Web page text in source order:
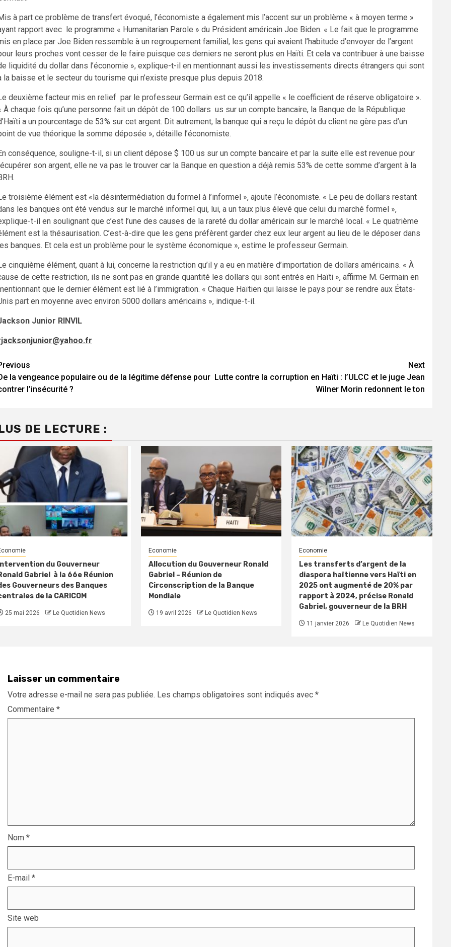
à part ce problème de transfert évoqué, l’économiste a également mis l’accent sur un problème « à moyen terme »
rapport avec le programme « Humanitarian Parole » du Président américain Joe Biden. « Le fait que le programme
en place par Joe Biden ressemble à un regroupement familial, les gens qui avaient l’habitude d’envoyer de l’argent
leurs proches vont cesser de le faire puisque ces derniers ne seront plus en Haïti. Et cela va contribuer à une baisse
liquidité du dollar dans l’économie », explique-t-il en mentionnant aussi les investissements directs étrangers qui sont
la baisse et le secteur du tourisme qui n’existe presque plus depuis 2018.
deuxième facteur mis en relief par le professeur Germain est ce qu’il appelle « le coefficient de réserve obligatoire ».
À chaque fois qu’une personne fait un dépôt de 100 dollars us sur un compte bancaire, la Banque de la République
a un pourcentage de 53% sur cet argent. Dit autrement, la banque qui a reçu le dépôt du client ne gère pas d’un
de vue théorique la somme déposée », détaille l’économiste.
conséquence, souligne-t-il, si un client dépose $ 100 us sur un compte bancaire et par la suite elle est revenue pour
son argent, elle ne va pas le trouver car la Banque en question a déjà remis 53% de cette somme d’argent à la
troisième élément est «la désintermédiation du formel à l’informel », ajoute l’économiste. « Le peu de dollars restant
les banques ont été vendus sur le marché informel qui, lui, a un taux plus élevé que celui du marché formel »,
t-il en soulignant que c’est l’une des causes de la rareté du dollar américain sur le marché local. « Le quatrième
est la thésaurisation. C’est-à-dire que les gens préfèrent garder chez eux leur argent au lieu de le déposer dans
banques. Et cela est un problème pour le système économique », estime le professeur Germain.
cinquième élément, quant à lui, concerne la restriction qu’il y a eu en matière d’importation de dollars américains. « À
de cette restriction, ils ne sont pas en grande quantité les dollars qui sont entrés en Haïti », affirme M. Germain en
que le dernier élément est lié à l’immigration. « Chaque Haïtien qui laisse le pays pour se rendre aux États-
part en moyenne avec environ 5000 dollars américains », indique-t-il.
Junior RINVIL
la vengeance populaire ou de la légitime défense pour
l’insécurité ?
Next
Lutte contre la corruption en Haïti : l’ULCC et le juge Jean
Wilner Morin redonnent le ton
DE LECTURE :
du Gouverneur
Gabriel à la 66e Réunion
Gouverneurs des Banques
de la CARICOM
25 mai 2026 Le Quotidien News
Economie
Allocution du Gouverneur Ronald
Gabriel – Réunion de
Circonscription de la Banque
Mondiale
19 avril 2026 Le Quotidien News
Economie
Les transferts d’argent de la
diaspora haïtienne vers Haïti en
2025 ont augmenté de 20% par
rapport à 2024, précise Ronald
Gabriel, gouverneur de la BRH
11 janvier 2026 Le Quotidien News
Laisser un commentaire
Votre adresse e-mail ne sera pas publiée. Les champs obligatoires sont indiqués avec *
Commentaire *
Nom *
E-mail *
Site web